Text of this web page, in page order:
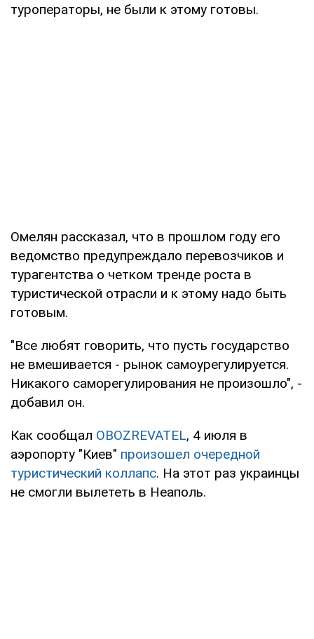
туроператоры, не были к этому готовы.
Омелян рассказал, что в прошлом году его
ведомство предупреждало перевозчиков и
турагентства о четком тренде роста в
туристической отрасли и к этому надо быть
готовым.
"Все любят говорить, что пусть государство
не вмешивается - рынок самоурегулируется.
Никакого саморегулирования не произошло", -
добавил он.
Как сообщал OBOZREVATEL, 4 июля в
аэропорту "Киев" произошел очередной
туристический коллапс. На этот раз украинцы
не смогли вылететь в Неаполь.